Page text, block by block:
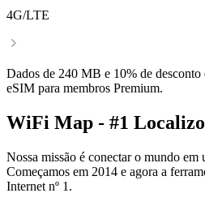
4G/LTE
Dados de 240 MB e 10% de desconto
eSIM para membros Premium.
WiFi Map - #1
Nossa missão é conectar o mundo
Começamos em 2014 e agora a
Internet nº 1.